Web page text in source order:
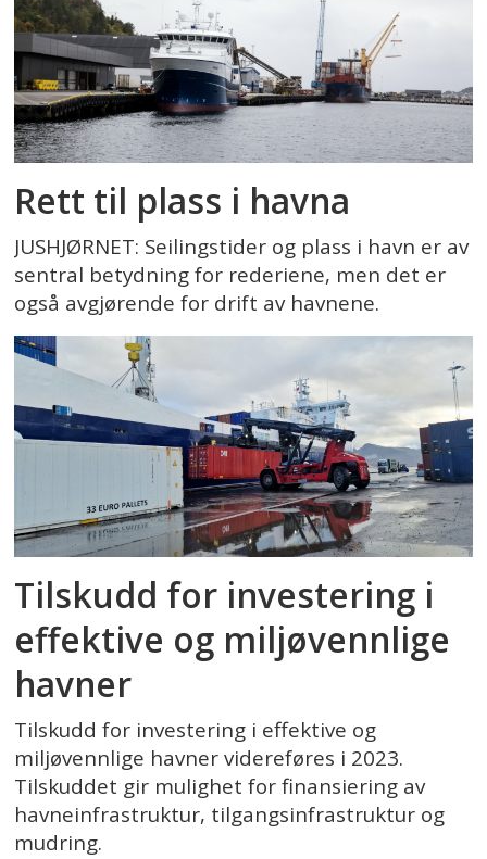
Rett til plass i havna
JUSHJØRNET: Seilingstider og plass i havn er av
sentral betydning for rederiene, men det er
også avgjørende for drift av havnene.
Tilskudd for investering i
effektive og miljøvennlige
havner
Tilskudd for investering i effektive og
miljøvennlige havner videreføres i 2023.
Tilskuddet gir mulighet for finansiering av
havneinfrastruktur, tilgangsinfrastruktur og
mudring.